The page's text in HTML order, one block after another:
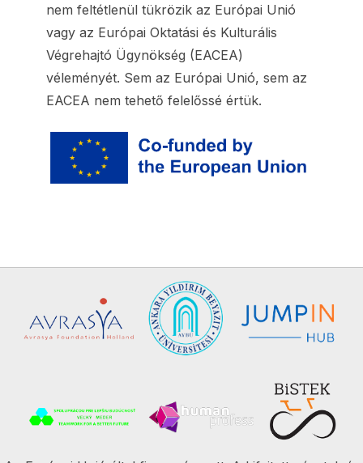
nem feltétlenül tükrözik az Európai Unió
vagy az Európai Oktatási és Kulturális
Végrehajtó Ügynökség (EACEA)
véleményét. Sem az Európai Unió, sem az
EACEA nem tehető felelőssé értük.